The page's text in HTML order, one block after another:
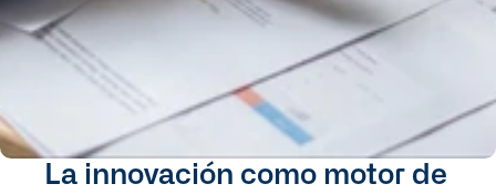
La innovación como motor de